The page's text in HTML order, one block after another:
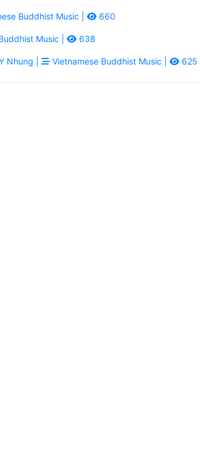
Buddhist Music | 660
Music | 638
Nhung | Vietnamese Buddhist Music | 625